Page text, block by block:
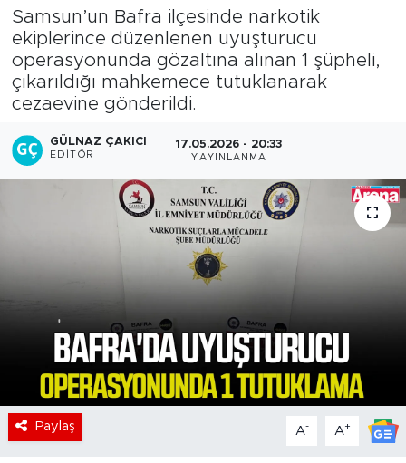
Samsun’un Bafra ilçesinde narkotik
ekiplerince düzenlenen uyuşturucu
operasyonunda gözaltına alınan 1 şüpheli,
çıkarıldığı mahkemece tutuklanarak
cezaevine gönderildi.
GÜLNAZ ÇAKICI
EDITÖR
17.05.2026 - 20:33
YAYINLANMA
Paylaş A- A+
Son Dakika Haberleri
Haber Arşivi